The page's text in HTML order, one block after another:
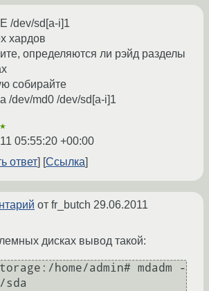
/dev/sd[a-i]1
хардов
определяются ли рэйд разделы
собирайте
/dev/md0 /dev/sd[a-i]1
★
05:55:20 +00:00
ответ
Ссылка
от fr_butch 29.06.2011
дисках вывод такой:
home/admin# mdadm -
sda